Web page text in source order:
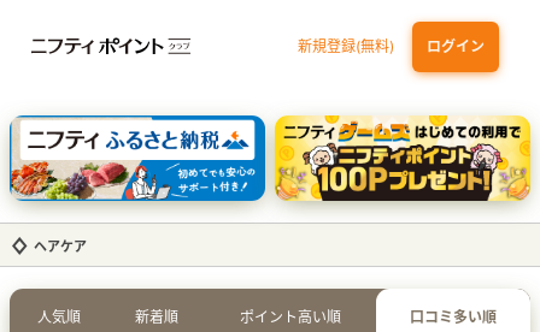
新規登録(無料) ログイン
三井住友カード ゴールド（NL）（家族カード発行） dカード GOLD
【実質初月無料】DMM | Disney+(ディズニープラス) セットプラン
SBI証券 確定拠出年金（iDeCo）
ヘアケア
人気順 新着順 ポイント高い順 口コミ多い順